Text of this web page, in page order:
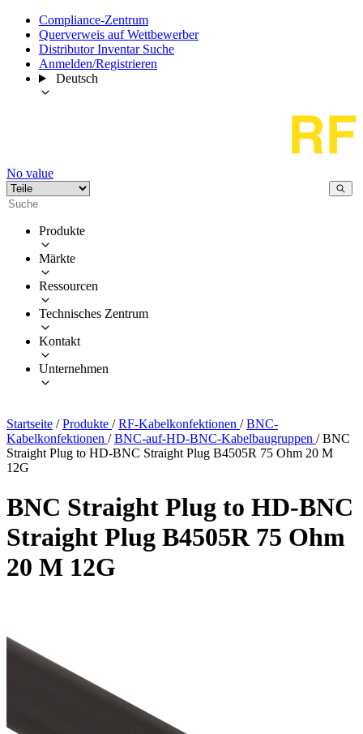
Compliance-Zentrum
Querverweis auf Wettbewerber
Distributor Inventar Suche
Anmelden/Registrieren
Deutsch
No value
Produkte
Märkte
Ressourcen
Technisches Zentrum
Kontakt
Unternehmen
Startseite / Produkte / RF-Kabelkonfektionen / BNC-
Kabelkonfektionen / BNC-auf-HD-BNC-Kabelbaugruppen / BNC
Straight Plug to HD-BNC Straight Plug B4505R 75 Ohm 20 M
12G
BNC Straight Plug to HD-BNC
Straight Plug B4505R 75 Ohm
20 M 12G